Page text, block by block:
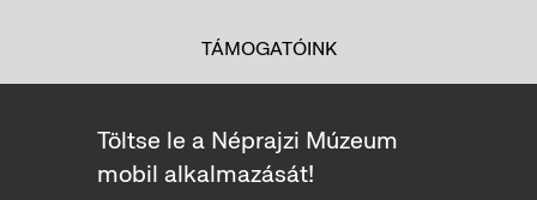
TÁMOGATÓINK
Töltse le a Néprajzi Múzeum
mobil alkalmazását!